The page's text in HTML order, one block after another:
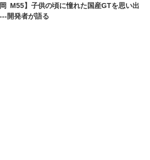
岡 M55】子供の頃に憧れた国産GTを思い出
開発者が語る